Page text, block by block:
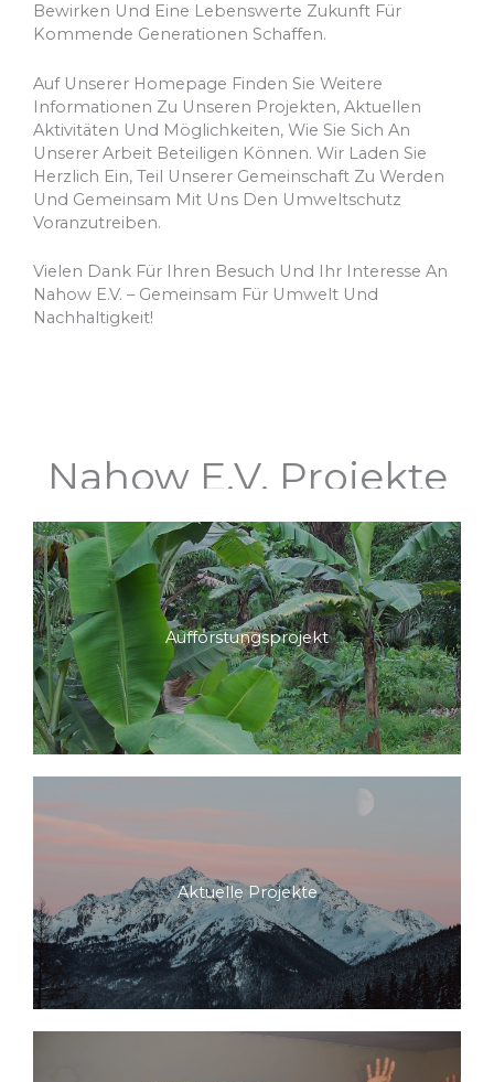
Bewirken Und Eine Lebenswerte Zukunft Für
Kommende Generationen Schaffen.
Auf Unserer Homepage Finden Sie Weitere
Informationen Zu Unseren Projekten, Aktuellen
Aktivitäten Und Möglichkeiten, Wie Sie Sich An
Unserer Arbeit Beteiligen Können. Wir Laden Sie
Herzlich Ein, Teil Unserer Gemeinschaft Zu Werden
Und Gemeinsam Mit Uns Den Umweltschutz
Voranzutreiben.
Vielen Dank Für Ihren Besuch Und Ihr Interesse An
Nahow E.V. – Gemeinsam Für Umwelt Und
Nachhaltigkeit!
Nahow E.V. Projekte
Aufforstungsprojekt
Aktuelle Projekte